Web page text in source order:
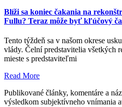
Blíži sa koniec čakania na
Fullu? Teraz môže byť kľúčový
Tento týždeň sa v našom okrese
vlády. Čelní predstavitelia všetkých
mieste s predstaviteľmi
Read More
Publikované články, komentáre a
výsledkom subjektívneho vnímania